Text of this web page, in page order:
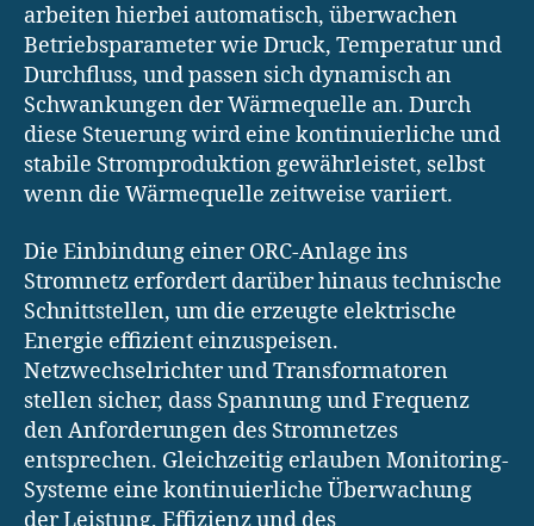
arbeiten hierbei automatisch, überwachen
Betriebsparameter wie Druck, Temperatur und
Durchfluss, und passen sich dynamisch an
Schwankungen der Wärmequelle an. Durch
diese Steuerung wird eine kontinuierliche und
stabile Stromproduktion gewährleistet, selbst
wenn die Wärmequelle zeitweise variiert.
Die Einbindung einer ORC-Anlage ins
Stromnetz erfordert darüber hinaus technische
Schnittstellen, um die erzeugte elektrische
Energie effizient einzuspeisen.
Netzwechselrichter und Transformatoren
stellen sicher, dass Spannung und Frequenz
den Anforderungen des Stromnetzes
entsprechen. Gleichzeitig erlauben Monitoring-
Systeme eine kontinuierliche Überwachung